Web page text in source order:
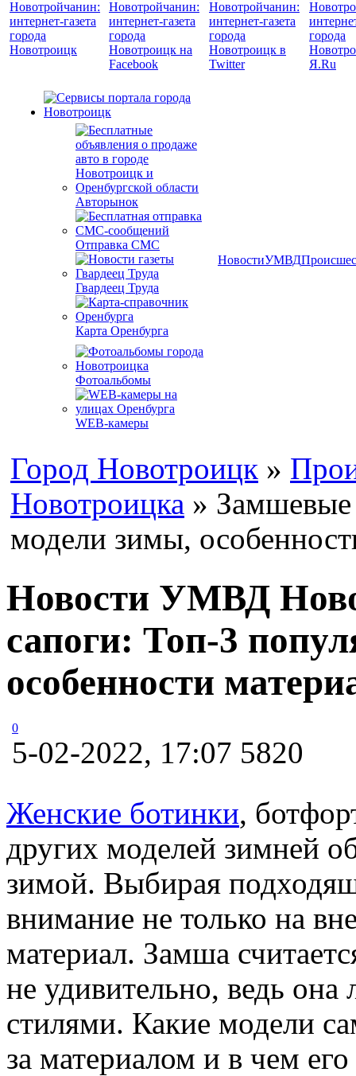
Авторынок
Отправка СМС
Гвардеец Труда
Карта Оренбурга
Фотоальбомы
WEB-камеры
НовостиУМВД
Город Новотроицк »
Новотроицка » Замшевые
модели зимы,
Новости УМВД
сапоги: Топ-3
особенности
0
5-02-2022, 17:07 5820
Женские ботинки,
других моделей зимней
зимой. Выбирая
внимание не только на
материал. Замша
не удивительно, ведь она
стилями. Какие модели
за материалом и в чем